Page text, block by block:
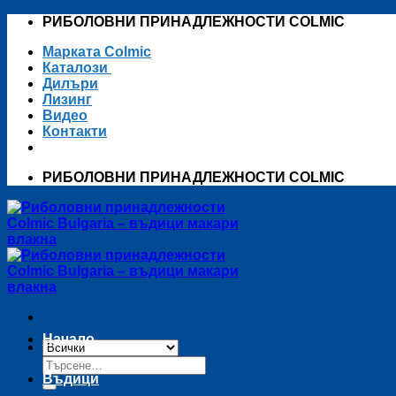
Skip
content
РИБОЛОВНИ ПРИНАДЛЕЖНОСТИ COLMIC
Марката Colmic
Каталози
Дилъри
Лизинг
Видео
Контакти
РИБОЛОВНИ ПРИНАДЛЕЖНОСТИ COLMIC
Търсене
за:
Начало
Въдици